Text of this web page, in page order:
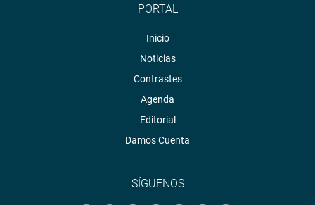
PORTAL
Inicio
Noticias
Contrastes
Agenda
Editorial
Damos Cuenta
SÍGUENOS